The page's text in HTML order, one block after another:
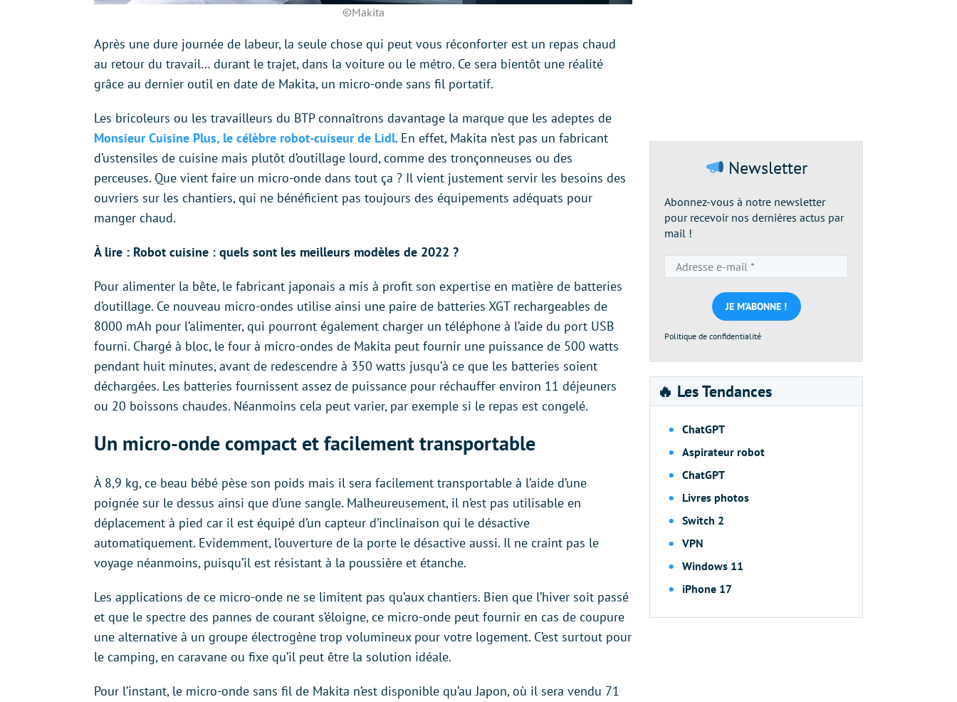
©Makita
Après une dure journée de labeur, la seule chose qui peut vous réconforter est un repas chaud
au retour du travail… durant le trajet, dans la voiture ou le métro. Ce sera bientôt une réalité
grâce au dernier outil en date de Makita, un micro-onde sans fil portatif.
Les bricoleurs ou les travailleurs du BTP connaîtrons davantage la marque que les adeptes de
Monsieur Cuisine Plus, le célèbre robot-cuiseur de Lidl. En effet, Makita n’est pas un fabricant
d’ustensiles de cuisine mais plutôt d’outillage lourd, comme des tronçonneuses ou des
perceuses. Que vient faire un micro-onde dans tout ça ? Il vient justement servir les besoins des
ouvriers sur les chantiers, qui ne bénéficient pas toujours des équipements adéquats pour
manger chaud.
À lire : Robot cuisine : quels sont les meilleurs modèles de 2022 ?
Pour alimenter la bête, le fabricant japonais a mis à profit son expertise en matière de batteries
d’outillage. Ce nouveau micro-ondes utilise ainsi une paire de batteries XGT rechargeables de
8000 mAh pour l’alimenter, qui pourront également charger un téléphone à l’aide du port USB
fourni. Chargé à bloc, le four à micro-ondes de Makita peut fournir une puissance de 500 watts
pendant huit minutes, avant de redescendre à 350 watts jusqu’à ce que les batteries soient
déchargées. Les batteries fournissent assez de puissance pour réchauffer environ 11 déjeuners
ou 20 boissons chaudes. Néanmoins cela peut varier, par exemple si le repas est congelé.
Un micro-onde compact et facilement transportable
À 8,9 kg, ce beau bébé pèse son poids mais il sera facilement transportable à l’aide d’une
poignée sur le dessus ainsi que d’une sangle. Malheureusement, il n’est pas utilisable en
déplacement à pied car il est équipé d’un capteur d’inclinaison qui le désactive
automatiquement. Evidemment, l’ouverture de la porte le désactive aussi. Il ne craint pas le
voyage néanmoins, puisqu’il est résistant à la poussière et étanche.
Les applications de ce micro-onde ne se limitent pas qu’aux chantiers. Bien que l’hiver soit passé
et que le spectre des pannes de courant s’éloigne, ce micro-onde peut fournir en cas de coupure
une alternative à un groupe électrogène trop volumineux pour votre logement. C’est surtout pour
le camping, en caravane ou fixe qu’il peut être la solution idéale.
Pour l’instant, le micro-onde sans fil de Makita n’est disponible qu’au Japon, où il sera vendu 71
Newsletter
Abonnez-vous à notre newsletter
pour recevoir nos dernières actus par
mail !
e-
mail
*
Politique de confidentialité
🔥 Les Tendances
ChatGPT
Aspirateur robot
ChatGPT
Livres photos
Switch 2
VPN
Windows 11
iPhone 17